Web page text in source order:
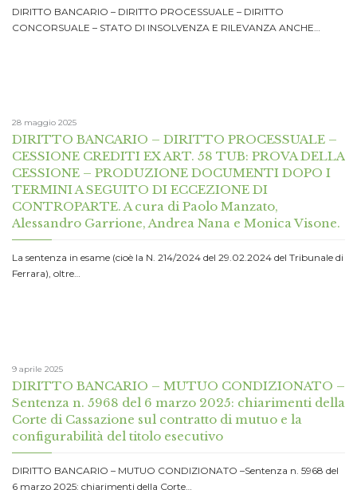
DIRITTO BANCARIO – DIRITTO PROCESSUALE – DIRITTO
CONCORSUALE – STATO DI INSOLVENZA E RILEVANZA ANCHE…
28 maggio 2025
DIRITTO BANCARIO – DIRITTO PROCESSUALE –
CESSIONE CREDITI EX ART. 58 TUB: PROVA DELLA
CESSIONE – PRODUZIONE DOCUMENTI DOPO I
TERMINI A SEGUITO DI ECCEZIONE DI
CONTROPARTE. A cura di Paolo Manzato,
Alessandro Garrione, Andrea Nana e Monica Visone.
La sentenza in esame (cioè la N. 214/2024 del 29.02.2024 del Tribunale di
Ferrara), oltre…
9 aprile 2025
DIRITTO BANCARIO – MUTUO CONDIZIONATO –
Sentenza n. 5968 del 6 marzo 2025: chiarimenti della
Corte di Cassazione sul contratto di mutuo e la
configurabilità del titolo esecutivo
DIRITTO BANCARIO – MUTUO CONDIZIONATO –Sentenza n. 5968 del
6 marzo 2025: chiarimenti della Corte…